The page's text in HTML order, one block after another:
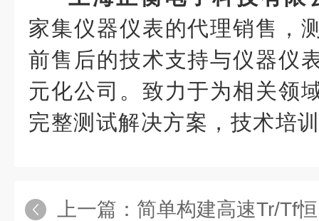
家集仪器仪表的代理销售，
前售后的技术支持与仪器仪
元化公司。致力于为相关领
完整测试解决方案，技术培
上一篇： 简单构建高速Tr/Tf